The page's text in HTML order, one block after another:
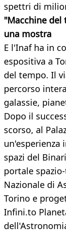
spettri di
"Macchine
una mostra
E l'Inaf ha in
espositiva a
del tempo. Il
percorso
galassie,
Dopo il
scorso, al
un'esperienza
spazi del
portale
Nazionale di
Torino e
Infini.to